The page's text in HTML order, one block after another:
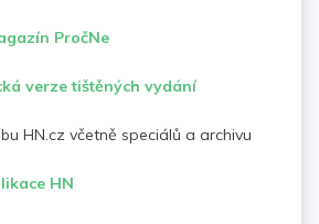
PročNe
verze tištěných vydání
HN.cz včetně speciálů a archivu
HN